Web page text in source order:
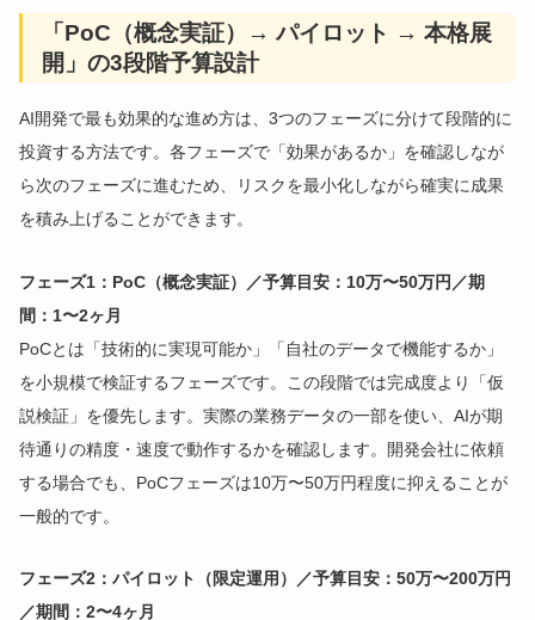
「PoC（概念実証）→ パイロット → 本格展
開」の3段階予算設計
AI開発で最も効果的な進め方は、3つのフェーズに分けて段階的に
投資する方法です。各フェーズで「効果があるか」を確認しなが
ら次のフェーズに進むため、リスクを最小化しながら確実に成果
を積み上げることができます。
フェーズ1：PoC（概念実証）／予算目安：10万〜50万円／期
間：1〜2ヶ月
PoCとは「技術的に実現可能か」「自社のデータで機能するか」
を小規模で検証するフェーズです。この段階では完成度より「仮
説検証」を優先します。実際の業務データの一部を使い、AIが期
待通りの精度・速度で動作するかを確認します。開発会社に依頼
する場合でも、PoCフェーズは10万〜50万円程度に抑えることが
一般的です。
フェーズ2：パイロット（限定運用）／予算目安：50万〜200万円
／期間：2〜4ヶ月